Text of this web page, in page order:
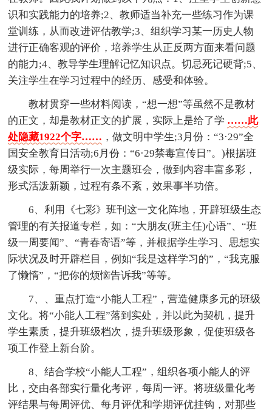
识和实践能力的培养;2、教师适当补充一些练习作为课
堂训练，从而改进评估教学;3、组织学习某一历史人物
进行正确客观的评价，培养学生从正反两方面来看问题
的能力;4、教导学生理解记忆知识点。切忌死记硬背;5、
关注学生在学习过程中的经历、感受和体验。
教材贯穿一些材料阅读，“想一想”等虽然不是教材
的正文，却是教材正文的扩展，实际上是给了学 ……此
处隐藏1922个字…… ，做文明中学生;3月份：“3·29”全
国安全教育日活动;6月份：“6·29禁毒宣传日”。)根据班
级实际，每周举行一次主题班会，做到内容丰富多彩，
形式活泼新颖，过程有条不紊，效果事半功倍。
6、利用《七彩》班刊这一文化阵地，开辟班级生态
管理的有关报道专栏，如：“大朋友(班主任)心语”、“班
级一周要闻”、“青春寄语”等，并根据学生学习、思想实
际状况及时开辟栏目，例如“我是这样学习的”，“我克服
了懒惰”，“把你的烦恼告诉我”等等。
7、、重点打造“小能人工程”，营造健康多元的班级
文化。将“小能人工程”落到实处，并以此为契机，提升
学生素质，提升班级档次，提升班级形象，促使班级各
项工作登上新台阶。
8、结合学校“小能人工程”，组织各项小能人的评
比，交由各部实行量化考评，每周一评。将班级量化考
评结果与每周评优、每月评优和学期评优挂钩，对那些